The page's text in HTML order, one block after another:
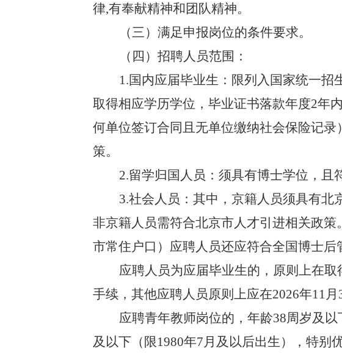
律,有奉献精神和团队精神。
（三）满足申报岗位的条件要求。
（四）招聘人员范围：
1.国内应届毕业生：限列入国家统一
取得相应学历学位，毕业证书落款年度2年
何单位签订合同且无单位缴纳社会保险记
策。
2.留学归国人员：须具有博士学位，且
3.社会人员：其中，京籍人员须具有北
非京籍人员需符合北京市人才引进相关政
市常住户口）应聘人员还应符合全国博士后
应聘人员为应届毕业生的，原则上在
手续，其他应聘人员原则上应在2026年11
应聘青年教师岗位的，年龄38周岁及
及以下（限1980年7月及以后出生），特别